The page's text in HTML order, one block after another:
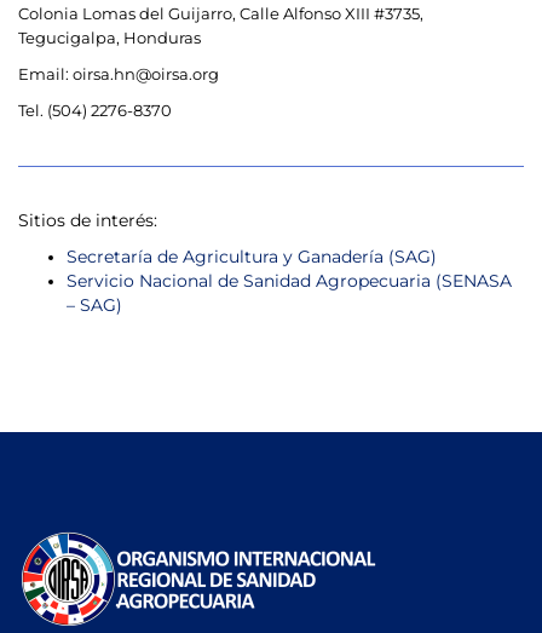
Colonia Lomas del Guijarro, Calle Alfonso XIII #3735,
Tegucigalpa, Honduras
Email: oirsa.hn@oirsa.org
Tel. (504) 2276-8370
Sitios de interés:
Secretaría de Agricultura y Ganadería (SAG)
Servicio Nacional de Sanidad Agropecuaria (SENASA
– SAG)